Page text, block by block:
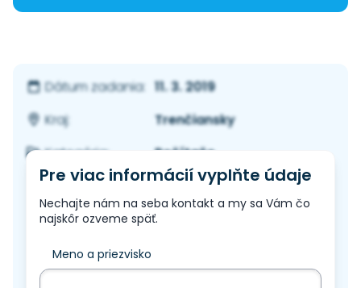
Dátum zadania: 11. 3. 2019
Kraj:
Trenčiansky
Kategória:
Počítače
Pre viac informácií vyplňte údaje
Nechajte nám na seba kontakt a my sa Vám čo
najskôr ozveme späť.
Meno a priezvisko